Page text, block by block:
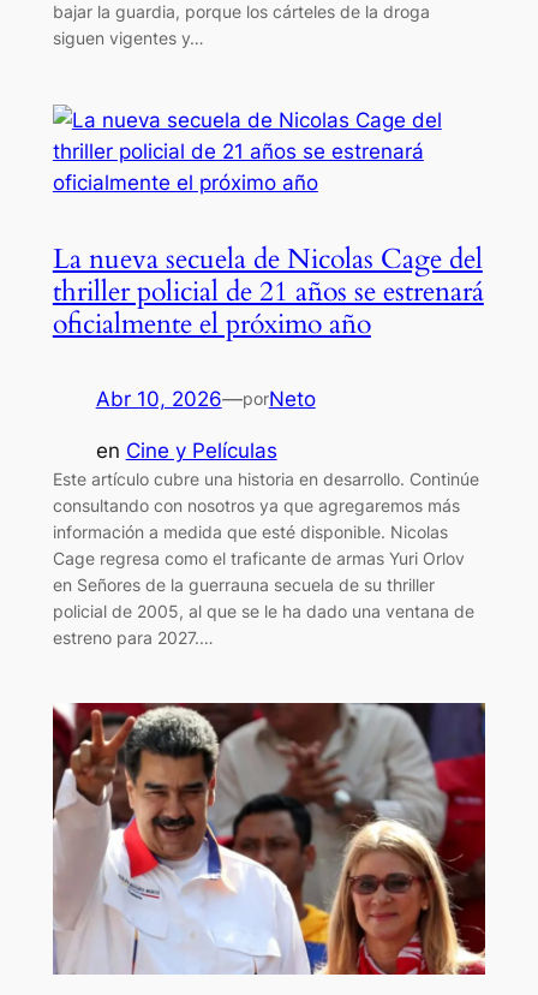
bajar la guardia, porque los cárteles de la droga
siguen vigentes y…
La nueva secuela de Nicolas Cage del
thriller policial de 21 años se estrenará
oficialmente el próximo año
Abr 10, 2026—porNeto
en Cine y Películas
Este artículo cubre una historia en desarrollo. Continúe
consultando con nosotros ya que agregaremos más
información a medida que esté disponible. Nicolas
Cage regresa como el traficante de armas Yuri Orlov
en Señores de la guerrauna secuela de su thriller
policial de 2005, al que se le ha dado una ventana de
estreno para 2027.…